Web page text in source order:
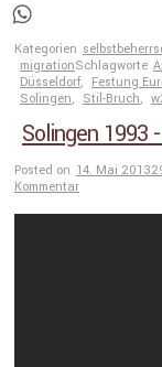
Telegram
WhatsApp
Kategorien
migrationSchlagworte
Düsseldorf, Festung
Solingen, Stil-Bruch,
Solingen 1993
Posted on 14. Mai 2013
Kommentar